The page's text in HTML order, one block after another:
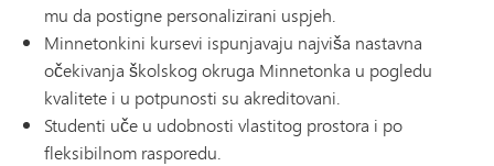
mu da postigne personalizirani uspjeh.
Minnetonkini kursevi ispunjavaju najviša nastavna
očekivanja školskog okruga Minnetonka u pogledu
kvalitete i u potpunosti su akreditovani.
Studenti uče u udobnosti vlastitog prostora i po
fleksibilnom rasporedu.